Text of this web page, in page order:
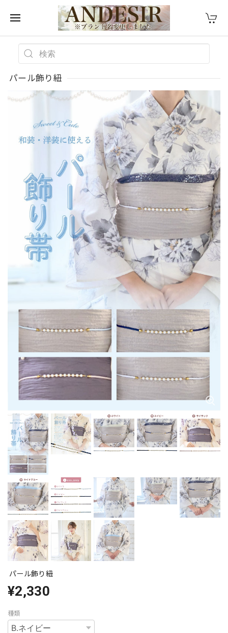
パール飾り紐
パール飾り紐
¥2,330
種類